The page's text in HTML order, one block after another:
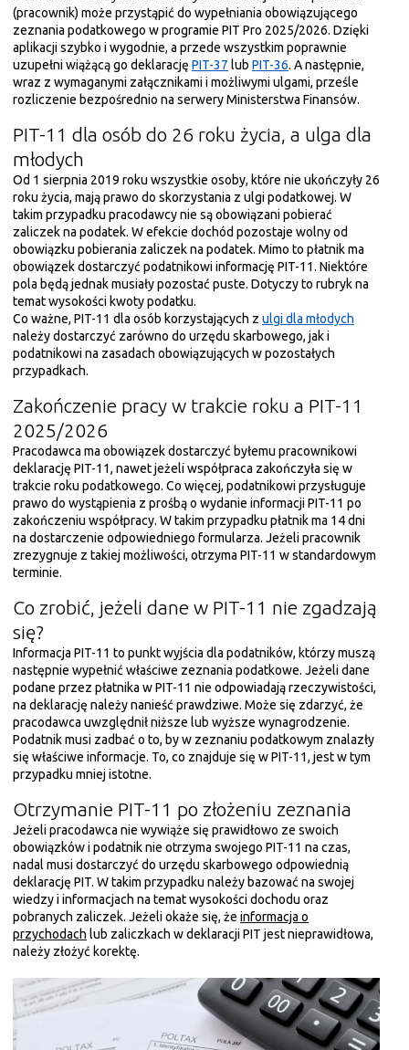
(pracownik) może przystąpić do wypełniania obowiązującego
zeznania podatkowego w programie PIT Pro 2025/2026. Dzięki
aplikacji szybko i wygodnie, a przede wszystkim poprawnie
uzupełni wiążącą go deklarację PIT-37 lub PIT-36. A następnie,
wraz z wymaganymi załącznikami i możliwymi ulgami, prześle
rozliczenie bezpośrednio na serwery Ministerstwa Finansów.
PIT-11 dla osób do 26 roku życia, a ulga dla
młodych
Od 1 sierpnia 2019 roku wszystkie osoby, które nie ukończyły 26
roku życia, mają prawo do skorzystania z ulgi podatkowej. W
takim przypadku pracodawcy nie są obowiązani pobierać
zaliczek na podatek. W efekcie dochód pozostaje wolny od
obowiązku pobierania zaliczek na podatek. Mimo to płatnik ma
obowiązek dostarczyć podatnikowi informację PIT-11. Niektóre
pola będą jednak musiały pozostać puste. Dotyczy to rubryk na
temat wysokości kwoty podatku.
Co ważne, PIT-11 dla osób korzystających z ulgi dla młodych
należy dostarczyć zarówno do urzędu skarbowego, jak i
podatnikowi na zasadach obowiązujących w pozostałych
przypadkach.
Zakończenie pracy w trakcie roku a PIT-11
2025/2026
Pracodawca ma obowiązek dostarczyć byłemu pracownikowi
deklarację PIT-11, nawet jeżeli współpraca zakończyła się w
trakcie roku podatkowego. Co więcej, podatnikowi przysługuje
prawo do wystąpienia z prośbą o wydanie informacji PIT-11 po
zakończeniu współpracy. W takim przypadku płatnik ma 14 dni
na dostarczenie odpowiedniego formularza. Jeżeli pracownik
zrezygnuje z takiej możliwości, otrzyma PIT-11 w standardowym
terminie.
Co zrobić, jeżeli dane w PIT-11 nie zgadzają
się?
Informacja PIT-11 to punkt wyjścia dla podatników, którzy muszą
następnie wypełnić właściwe zeznania podatkowe. Jeżeli dane
podane przez płatnika w PIT-11 nie odpowiadają rzeczywistości,
na deklarację należy nanieść prawdziwe. Może się zdarzyć, że
pracodawca uwzględnił niższe lub wyższe wynagrodzenie.
Podatnik musi zadbać o to, by w zeznaniu podatkowym znalazły
się właściwe informacje. To, co znajduje się w PIT-11, jest w tym
przypadku mniej istotne.
Otrzymanie PIT-11 po złożeniu zeznania
Jeżeli pracodawca nie wywiąże się prawidłowo ze swoich
obowiązków i podatnik nie otrzyma swojego PIT-11 na czas,
nadal musi dostarczyć do urzędu skarbowego odpowiednią
deklarację PIT. W takim przypadku należy bazować na swojej
wiedzy i informacjach na temat wysokości dochodu oraz
pobranych zaliczek. Jeżeli okaże się, że informacja o
przychodach lub zaliczkach w deklaracji PIT jest nieprawidłowa,
należy złożyć korektę.